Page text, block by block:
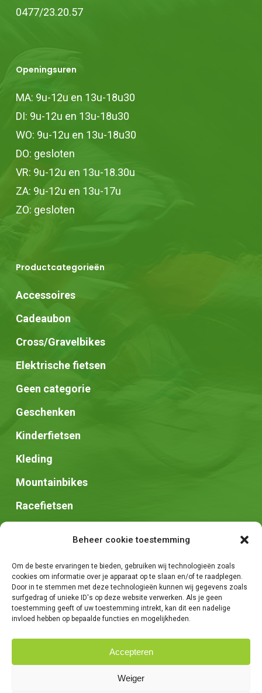
Beheer cookie toestemming
Om de beste ervaringen te bieden, gebruiken wij technologieën zoals
cookies om informatie over je apparaat op te slaan en/of te raadplegen.
Door in te stemmen met deze technologieën kunnen wij gegevens zoals
surfgedrag of unieke ID's op deze website verwerken. Als je geen
toestemming geeft of uw toestemming intrekt, kan dit een nadelige
invloed hebben op bepaalde functies en mogelijkheden.
Accepteren
Weiger
0477/23.20.57
Openingsuren
MA: 9u-12u en 13u-18u30
DI: 9u-12u en 13u-18u30
WO: 9u-12u en 13u-18u30
DO: gesloten
VR: 9u-12u en 13u-18.30u
ZA: 9u-12u en 13u-17u
ZO: gesloten
Productcategorieën
Accessoires
Cadeaubon
Cross/Gravelbikes
Elektrische fietsen
Geen categorie
Geschenken
Kinderfietsen
Kleding
Mountainbikes
Racefietsen
Zadels
We Are Knights